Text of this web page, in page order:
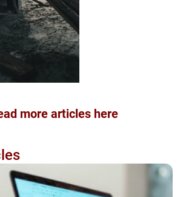
more articles here